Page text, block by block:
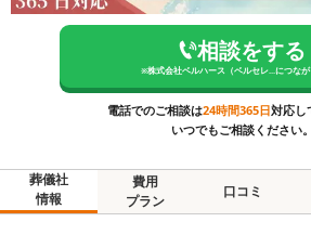
相談をする
※株式会社ベルハース（ベルセレ...につなが
電話でのご相談は24時間365日対応し
いつでもご相談ください。
葬儀社
情報
費用
プラン
口コミ